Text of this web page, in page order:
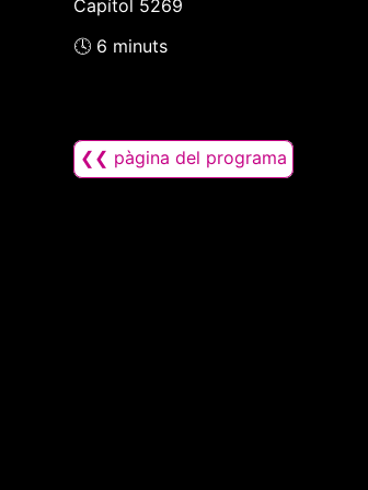
Capítol 5269
🕓 6 minuts
❮❮ pàgina del programa